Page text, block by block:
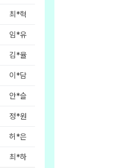
최*혁
임*유
김*율
이*담
안*슬
정*원
허*은
최*하